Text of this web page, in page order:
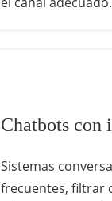
Chatbots
Sistemas
frecuentes, filtrar